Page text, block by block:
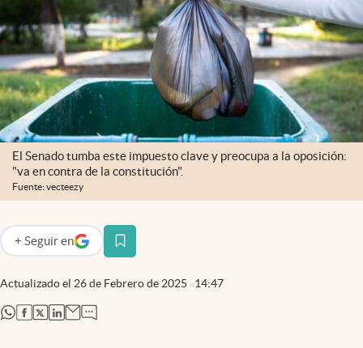
El Senado tumba este impuesto clave y preocupa a la oposición:
"va en contra de la constitución".
Fuente: vecteezy
Actualizado el 26 de Febrero de 2025 14:47
+ Seguir en
abre en nueva pestaña
abre en nueva pestaña
abre en nueva pestaña
abre en nueva pestaña
abre en nueva pestaña